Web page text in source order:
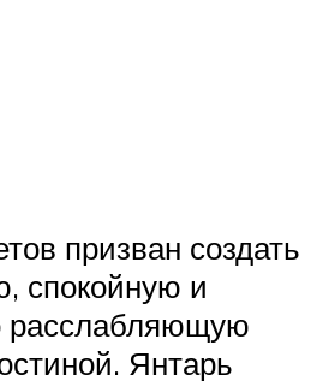
призван создать
спокойную и
расслабляющую
Янтарь